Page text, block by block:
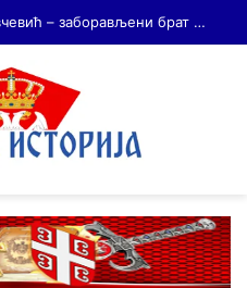
На Дражин дан у Лондону обележено 80. година од мучког убиства генерала Драгољуба Драже Михаиловића